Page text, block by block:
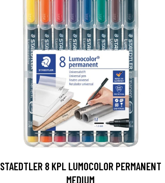
STAEDTLER 8 KPL LUMOCOLOR PERMANENT
MEDIUM